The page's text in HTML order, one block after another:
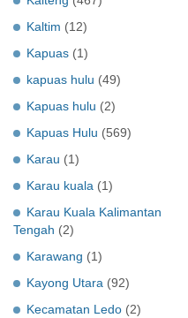
Kaltim (12)
Kapuas (1)
kapuas hulu (49)
Kapuas hulu (2)
Kapuas Hulu (569)
Karau (1)
Karau kuala (1)
Karau Kuala Kalimantan
Tengah (2)
Karawang (1)
Kayong Utara (92)
Kecamatan Ledo (2)